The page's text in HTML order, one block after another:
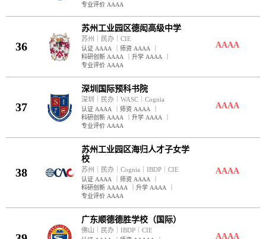
专业评价 AAAA
36
苏州工业园区德闳高级中学
苏州 民办 ｜CIE
认证 AAAA 师资 AAAA
科研创新 AAAA
｜升学 AAAA
专业评价 AAAA
AAAA
37
深圳国际预科书院
深圳 民办 ｜WASC ｜Cognia
认证 AAAA 师资 AAAA
科研创新 AAAA
｜升学 AAAA
专业评价 AAAA
AAAA
38
苏州工业园区海归人才子女学
校
苏州 民办 ｜Cognia ｜IBDP ｜CIE
认证 AAAA 师资 AAAA
科研创新 AAAAA
｜升学 AAAA
专业评价 AAAA
AAAA
广东顺德德胜学校（国际）
佛山 民办 ｜IBDP ｜CIE
AAAA